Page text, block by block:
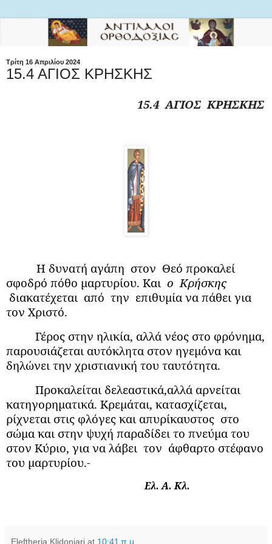
Τρίτη 16 Απριλίου 2024
15.4 ΑΓΙΟΣ ΚΡΗΣΚΗΣ
15.4 ΑΓΙΟΣ ΚΡΗΣΚΗΣ
Η δυνατή αγάπη στον Θεό προκαλεί
σφοδρό πόθο μαρτυρίου. Και ο Κρήσκης
διακατέχεται από την επιθυμία να πάθει για
τον Χριστό.
Γέρος στην ηλικία, αλλά νέος στο φρόνημα,
παρουσιάζεται αυτόκλητα στον ηγεμόνα και
δηλώνει την χριστιανική του ταυτότητα.
Προκαλείται δελεαστικά,αλλά αρνείται
κατηγορηματικά. Κρεμάται, κατασχίζεται,
ρίχνεται στις φλόγες και απυρίκαυστος στο
σώμα και στην ψυχή παραδίδει το πνεύμα του
στον Κύριο, για να λάβει τον άφθαρτο στέφανο
του μαρτυρίου.-
Ελ. Α. Κλ.
Eleftheria Klidoniari at 10:41 π.μ.